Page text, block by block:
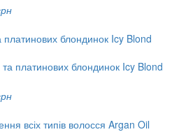
платинових блондинок Icy Blond
всіх типів волосся Argan Oil